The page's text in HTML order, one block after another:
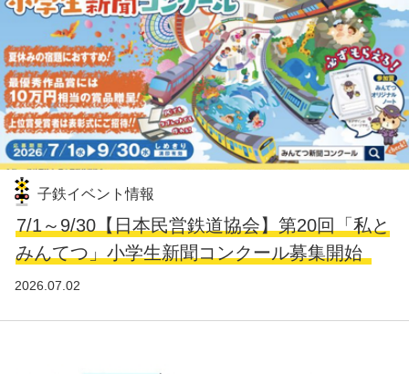
子鉄イベント情報
7/1～9/30【日本民営鉄道協会】第20回「私と
みんてつ」小学生新聞コンクール募集開始
2026.07.02